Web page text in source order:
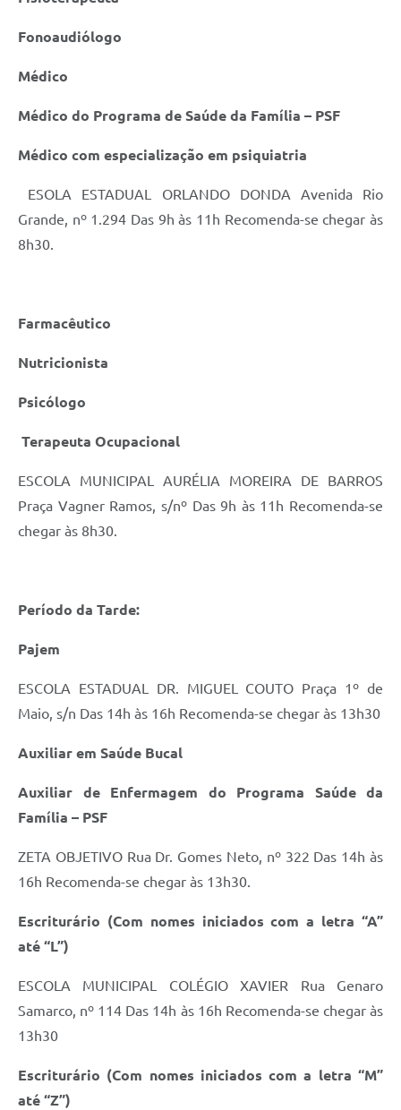
Fonoaudiólogo
Médico
Médico do Programa de Saúde da Família – PSF
Médico com especialização em psiquiatria
ESOLA ESTADUAL ORLANDO DONDA Avenida Rio
Grande, nº 1.294 Das 9h às 11h Recomenda-se chegar às
8h30.
Farmacêutico
Nutricionista
Psicólogo
Terapeuta Ocupacional
ESCOLA MUNICIPAL AURÉLIA MOREIRA DE BARROS
Praça Vagner Ramos, s/nº Das 9h às 11h Recomenda-se
chegar às 8h30.
Período da Tarde:
Pajem
ESCOLA ESTADUAL DR. MIGUEL COUTO Praça 1º de
Maio, s/n Das 14h às 16h Recomenda-se chegar às 13h30
Auxiliar em Saúde Bucal
Auxiliar de Enfermagem do Programa Saúde da
Família – PSF
ZETA OBJETIVO Rua Dr. Gomes Neto, nº 322 Das 14h às
16h Recomenda-se chegar às 13h30.
Escriturário (Com nomes iniciados com a letra “A”
até “L”)
ESCOLA MUNICIPAL COLÉGIO XAVIER Rua Genaro
Samarco, nº 114 Das 14h às 16h Recomenda-se chegar às
13h30
Escriturário (Com nomes iniciados com a letra “M”
até “Z”)